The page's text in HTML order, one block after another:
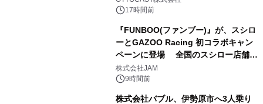
17時間前
『FUNBOO(ファンブー)』が、スシロ
ーとGAZOO Racing 初コラボキャン
ペーンに登場 全国のスシロー店舗で
GR 4車種の FUNBOO(ミニカー)付き
メニューが展開されます
株式会社JAM
9時間前
株式会社バブル、伊勢原市へ3人乗り